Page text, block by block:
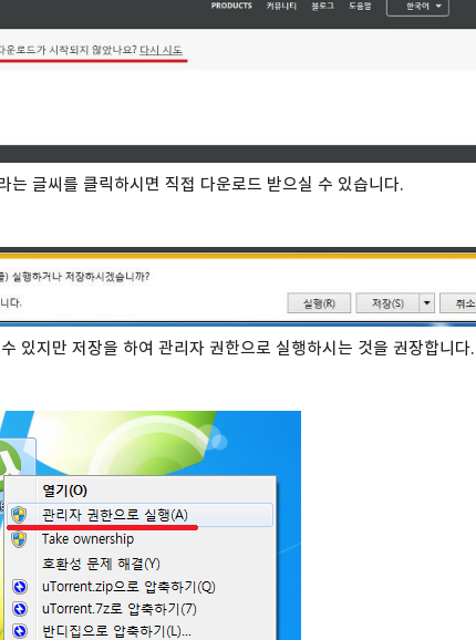
는 글씨를 클릭하시면 직접 다운로드 받으실 수 있습니다.
있지만 저장을 하여 관리자 권한으로 실행하시는 것을 권장합니다.